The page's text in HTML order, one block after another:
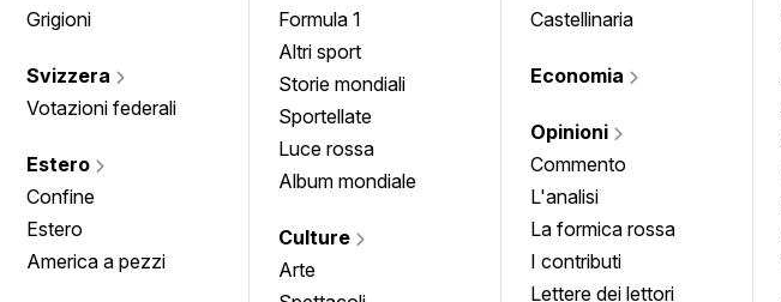
Grigioni
Svizzera
Votazioni federali
Estero
Confine
Estero
America a pezzi
Formula 1
Altri sport
Storie mondiali
Sportellate
Luce rossa
Album mondiale
Culture
Arte
Castellinaria
Economia
Opinioni
Commento
L'analisi
La formica rossa
I contributi
Lettere dei lettori